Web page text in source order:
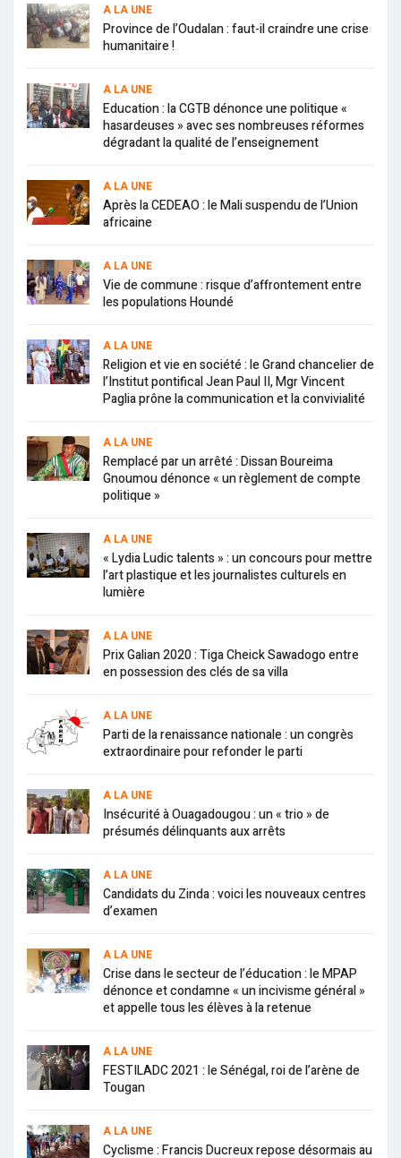
A LA UNE
Province de l’Oudalan : faut-il craindre une crise
humanitaire !
A LA UNE
Education : la CGTB dénonce une politique «
hasardeuses » avec ses nombreuses réformes
dégradant la qualité de l’enseignement
A LA UNE
Après la CEDEAO : le Mali suspendu de l’Union
africaine
A LA UNE
Vie de commune : risque d’affrontement entre
les populations Houndé
A LA UNE
Religion et vie en société : le Grand chancelier de
l’Institut pontifical Jean Paul II, Mgr Vincent
Paglia prône la communication et la convivialité
A LA UNE
Remplacé par un arrêté : Dissan Boureima
Gnoumou dénonce « un règlement de compte
politique »
A LA UNE
« Lydia Ludic talents » : un concours pour mettre
l’art plastique et les journalistes culturels en
lumière
A LA UNE
Prix Galian 2020 : Tiga Cheick Sawadogo entre
en possession des clés de sa villa
A LA UNE
Parti de la renaissance nationale : un congrès
extraordinaire pour refonder le parti
A LA UNE
Insécurité à Ouagadougou : un « trio » de
présumés délinquants aux arrêts
A LA UNE
Candidats du Zinda : voici les nouveaux centres
d’examen
A LA UNE
Crise dans le secteur de l’éducation : le MPAP
dénonce et condamne « un incivisme général »
et appelle tous les élèves à la retenue
A LA UNE
FESTILADC 2021 : le Sénégal, roi de l’arène de
Tougan
A LA UNE
Cyclisme : Francis Ducreux repose désormais au